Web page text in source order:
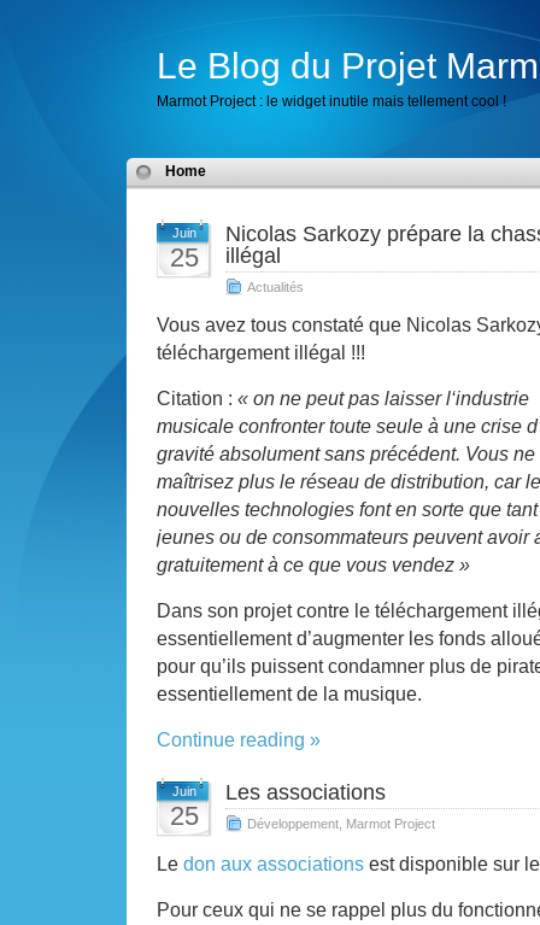
Le Blog du Projet
Marmot Project : le widget inutile mais tellement cool !
Home
Juin
25
Nicolas Sarkozy prépare la
illégal
Actualités
Vous avez tous constaté que Nicolas
téléchargement illégal !!!
Citation : « on ne peut pas laisser l‘industrie
musicale confronter toute seule à une crise
gravité absolument sans précédent. Vous ne
maîtrisez plus le réseau de distribution, car
nouvelles technologies font en sorte que
jeunes ou de consommateurs peuvent avoir
gratuitement à ce que vous vendez »
Dans son projet contre le téléchargement
essentiellement d’augmenter les fonds
pour qu’ils puissent condamner plus de
essentiellement de la musique.
Continue reading »
Juin
25
Les associations
Développement Marmot Project
Le don aux associations est disponible sur
Pour ceux qui ne se rappel plus du